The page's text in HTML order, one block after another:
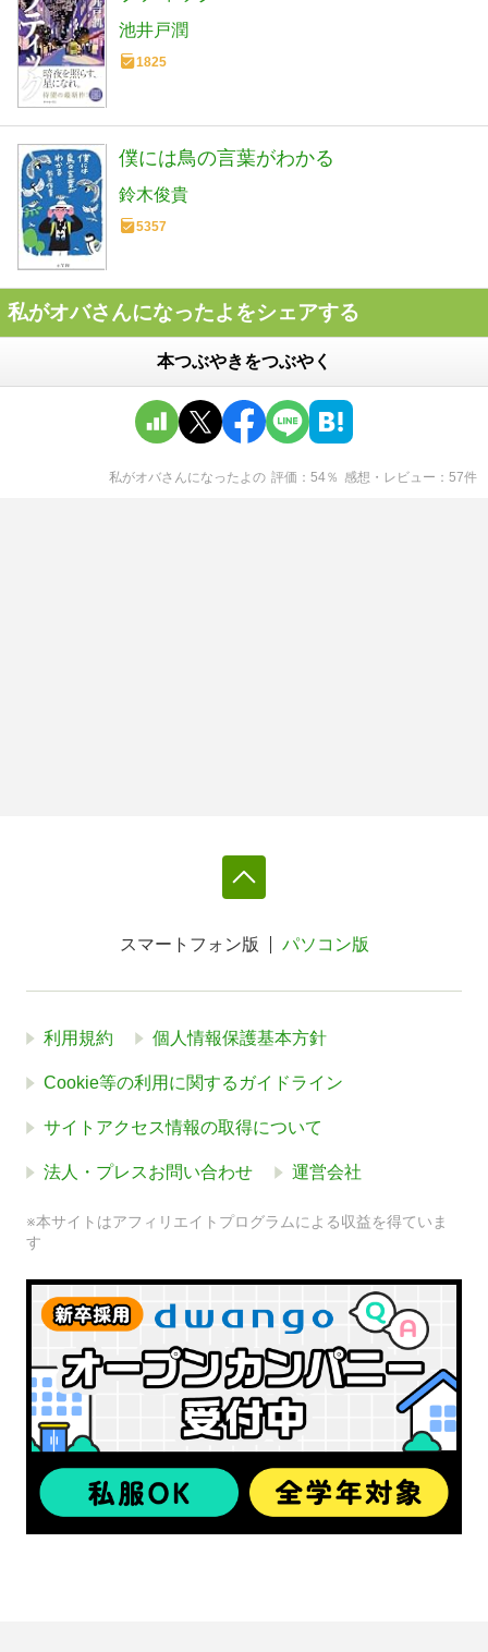
池井戸潤
1825
僕には鳥の言葉がわかる
鈴木俊貴
5357
私がオバさんになったよをシェアする
本つぶやきをつぶやく
私がオバさんになったよ の 評価 54％ 感想・レビュー 57件
スマートフォン版 パソコン版
利用規約 個人情報保護基本方針
Cookie等の利用に関するガイドライン
サイトアクセス情報の取得について
法人・プレスお問い合わせ 運営会社
※本サイトはアフィリエイトプログラムによる収益を得ていま
す